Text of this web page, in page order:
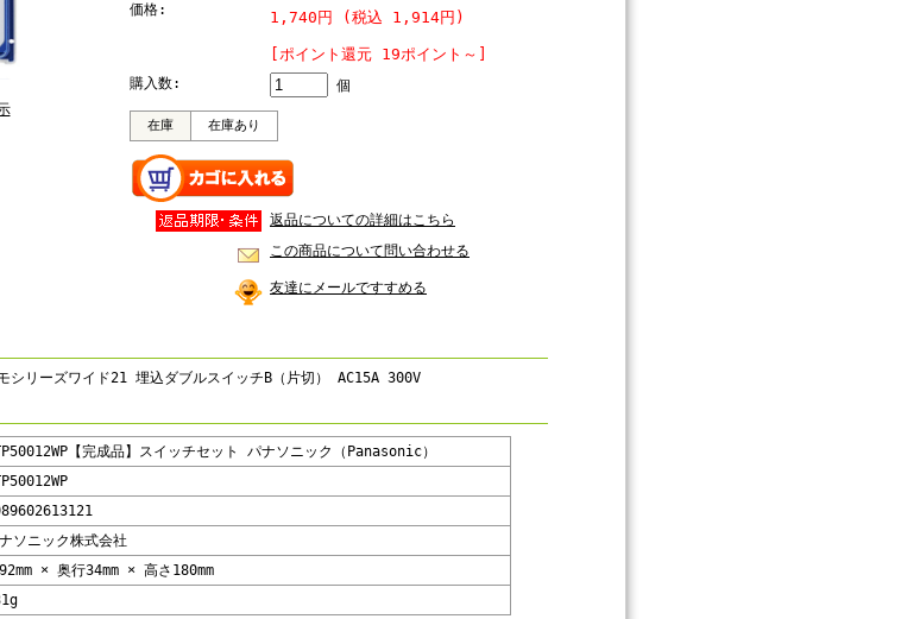
価格:
1,740円 (税込 1,914円)
[ポイント還元 19ポイント～]
購入数: 個
在庫 在庫あり
返品についての詳細はこちら
この商品について問い合わせる
友達にメールですすめる
シリーズワイド21 埋込ダブルスイッチB（片切） AC15A 300V
【完成品】スイッチセット パナソニック（Panasonic）
ソニック株式会社
× 奥行34mm × 高さ180mm